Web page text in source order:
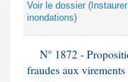
Voir le dossier
inondations)
N° 1872 -
fraudes aux